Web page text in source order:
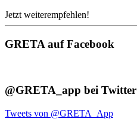
Jetzt weiterempfehlen!
GRETA auf Facebook
@GRETA_app bei Twitter
Tweets von @GRETA_App